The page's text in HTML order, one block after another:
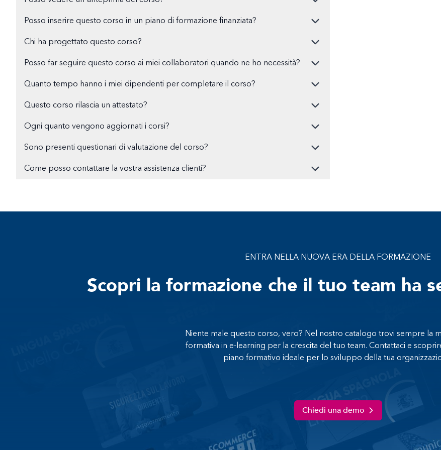
Posso inserire questo corso in un piano di formazione finanziata?
Chi ha progettato questo corso?
Posso far seguire questo corso ai miei collaboratori quando ne ho necessità?
Quanto tempo hanno i miei dipendenti per completare il corso?
Questo corso rilascia un attestato?
Ogni quanto vengono aggiornati i corsi?
Sono presenti questionari di valutazione del corso?
Come posso contattare la vostra assistenza clienti?
ENTRA NELLA NUOVA ERA DELLA FORMAZIONE
Scopri la formazione che il tuo team ha
Niente male questo corso, vero? Nel nostro catalogo trovi sempre la
formativa in e-learning per la crescita del tuo team. Contattaci e
piano formativo ideale per lo sviluppo della tua
Chiedi una demo